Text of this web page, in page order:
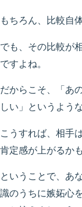
もちろん、比較自
でも、その比較が
ですよね。
だからこそ、「あ
しい」というよう
こうすれば、相手
肯定感が上がるか
ということで、あ
識のうちに嫉妬心